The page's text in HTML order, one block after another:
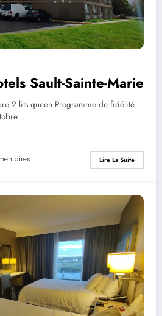
Sault-Sainte-Marie
2 lits queen Programme de fidélité
Lire La Suite